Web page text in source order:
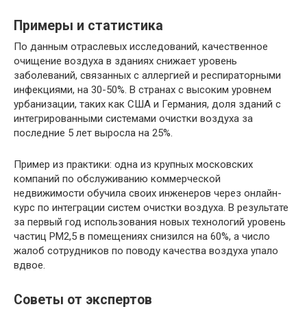
Примеры и статистика
По данным отраслевых исследований, качественное
очищение воздуха в зданиях снижает уровень
заболеваний, связанных с аллергией и респираторными
инфекциями, на 30-50%. В странах с высоким уровнем
урбанизации, таких как США и Германия, доля зданий с
интегрированными системами очистки воздуха за
последние 5 лет выросла на 25%.
Пример из практики: одна из крупных московских
компаний по обслуживанию коммерческой
недвижимости обучила своих инженеров через онлайн-
курс по интеграции систем очистки воздуха. В результате
за первый год использования новых технологий уровень
частиц PM2,5 в помещениях снизился на 60%, а число
жалоб сотрудников по поводу качества воздуха упало
вдвое.
Советы от экспертов